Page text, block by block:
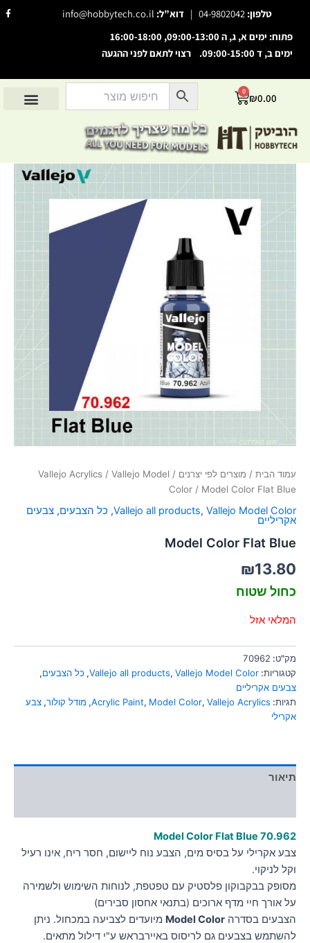
visibility_off השבת את ההבזקים
סמן כותרות
settings צבע רקע
zoom_out זום (הקטנה)
זום (הגדלה)
remove_circle_outline
add_circle_outline הגדלת גופן
spellcheck
brightness_high ניגודיות בהירה
brightness_low ניגודיות כהה
format_underlined הוסף קו תחתון לקישורים
font_download סמן קישורים
לאפס
את
כל
האפשרויות
טלפון: 04-9802042
| דוא”ל: info@hobbytech.co.il
F
a
פתוח: ימים א, ג, ה 09:00-13:00, 16:00-18:00
ימים ב, ד 09:00-15:00. רצוי לתאם לפני ההגעה
₪0.00
0
עגלת
עמוד הבית / מוצרים לפי יצרנים /
Vallejo Acrylics / Vallejo Model
Color / Model Color Flat Blue
Vallejo all products, Vallejo Model Color
, כל הצבעים, צבעים
אקריליים
Model Color Flat Blue
₪13.80
כחול שטוח
המלאי אזל
מק"ט: 70962
קטגוריות:
Vallejo all products, Vallejo Model Color
, כל הצבעים,
צבעים אקריליים
תגיות:
Acrylic Paint, Model Color, Vallejo Acrylics
, מודל קולור, צבע
אקרילי
תיאור
Model Color Flat Blue 70.962
צבע אקרילי על בסיס מים, הצבע נוח ליישום, חסר ריח, אינו רעיל
וקל לניקוי.
מסופק בבקבוקון פלסטיק עם טפטפת, לנוחות השימוש ולשמירה
על אורך חיי מדף ארוכים (בתנאי אחסון סבירים)
הצבעים בסדרה Model Color מיועדים לצביעה במכחול. ניתן
להשתמש בצבעים גם לריסוס באיירבראש ע"י דילול מתאים.